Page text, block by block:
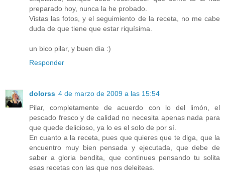
preparado hoy, nunca la he probado.
Vistas las fotos, y el seguimiento de la receta, no me cabe
duda de que tiene que estar riquísima.
un bico pilar, y buen dia :)
Responder
dolorss 4 de marzo de 2009 a las 15:54
Pilar, completamente de acuerdo con lo del limón, el
pescado fresco y de calidad no necesita apenas nada para
que quede delicioso, ya lo es el solo de por sí.
En cuanto a la receta, pues que quieres que te diga, que la
encuentro muy bien pensada y ejecutada, que debe de
saber a gloria bendita, que continues pensando tu solita
esas recetas con las que nos deleiteas.